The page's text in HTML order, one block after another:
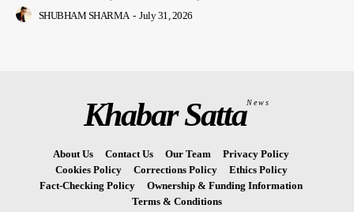
SHUBHAM SHARMA - July 31, 2026
Khabar SattaNews
About Us Contact Us Our Team
Privacy Policy
Cookies Policy
Corrections Policy
Ethics Policy
Fact-Checking Policy
Ownership & Funding Information
Terms & Conditions